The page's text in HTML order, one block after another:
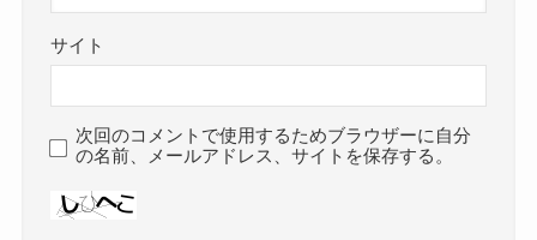
サイト
次回のコメントで使用するためブラウザーに自分
の名前、メールアドレス、サイトを保存する。